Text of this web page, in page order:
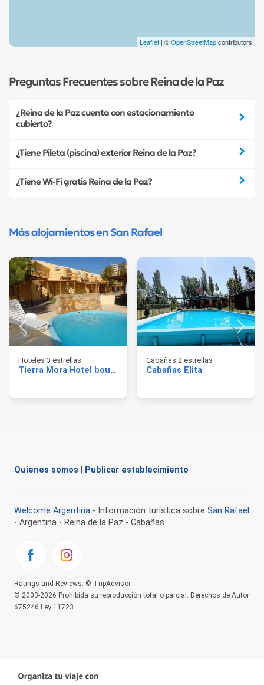
Leaflet | ©OpenStreetMapcontributors
Preguntas Frecuentes sobre Reina de la Paz
¿Reina de la Paz cuenta con estacionamiento
cubierto?
¿Tiene Pileta (piscina) exterior Reina de la Paz?
¿Tiene Wi-Fi gratis Reina de la Paz?
Más alojamientos en San Rafael
Hoteles 3 estrellas
Tierra Mora Hotel boutique & apartments
Cabañas 2 estrellas
Cabañas Elita
Quienes somos Publicar establecimiento
Welcome Argentina - Información turística sobre San Rafael
- Argentina - Reina de la Paz - Cabañas
Ratings and Reviews: © TripAdvisor
© 2003-2026 Prohibida su reproducción total o parcial. Derechos de Autor
675246 Ley 11723